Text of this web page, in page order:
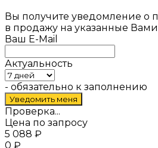
Вы получите уведомление о
в продажу на указанные Вами
Ваш E-Mail
Актуальность
- обязательно к заполнению
Проверка...
Цена по запросу
5 088 ₽
0 ₽